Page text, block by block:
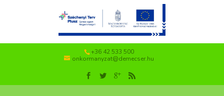
+36 42 533 500
onkormanyzat@demecser.hu